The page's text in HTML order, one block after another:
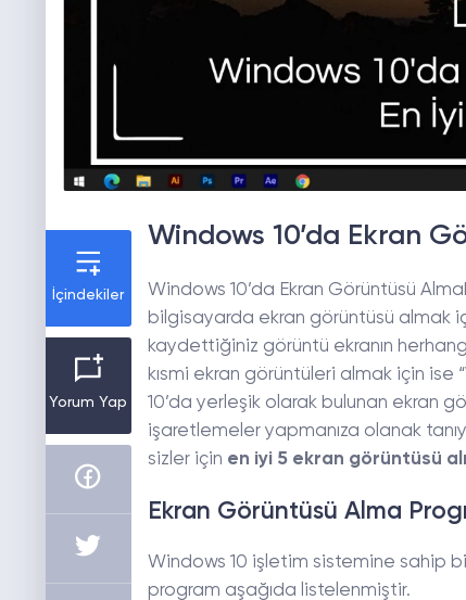
İçindekiler
Yorum Yap
Windows 10’da Ekran
Windows 10’da Ekran Görüntüsü
bilgisayarda ekran görüntüsü almak
kaydettiğiniz görüntü ekranın
kısmi ekran görüntüleri almak için ise “
10’da yerleşik olarak bulunan ekran
işaretlemeler yapmanıza olanak
sizler için en iyi 5 ekran görüntüsü
Ekran Görüntüsü Alma
Windows 10 işletim sistemine sahip
program aşağıda listelenmiştir.